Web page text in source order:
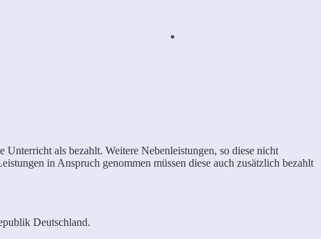
als bezahlt. Weitere Nebenleistungen, so diese nicht
in Anspruch genommen müssen diese auch zusätzlich bezahlt
Deutschland.